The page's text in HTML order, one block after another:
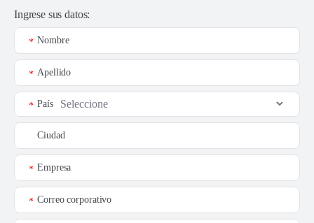
Ingrese sus datos:
Nombre
*
Apellido
*
País
*
Ciudad
Empresa
*
Correo corporativo
*